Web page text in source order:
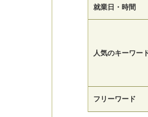
就業日・時間
人気のキーワー
フリーワード